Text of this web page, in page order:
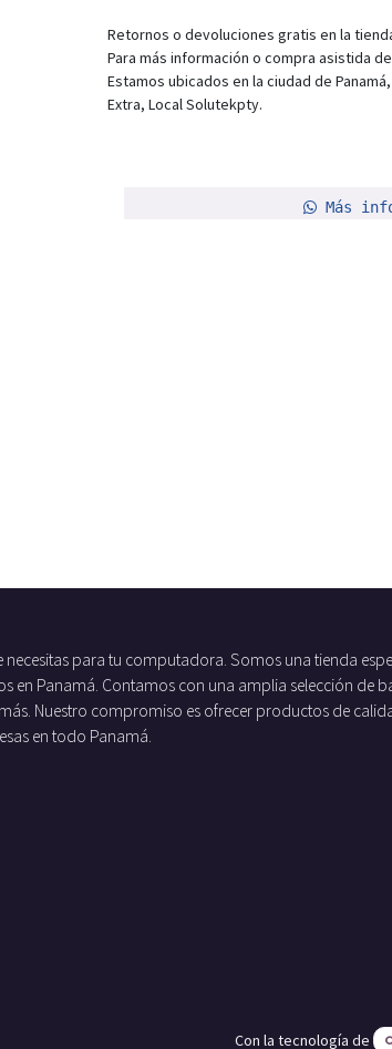
Retornos o devoluciones gratis en la
Para más información o compra asistida
Estamos ubicados en la ciudad de
Extra, Local Solutekpty.
Más
para tu computadora. Somos una tienda
en Panamá. Contamos con una amplia selección de
Nuestro compromiso es ofrecer productos de
en todo Panamá.
Con la tecnología de